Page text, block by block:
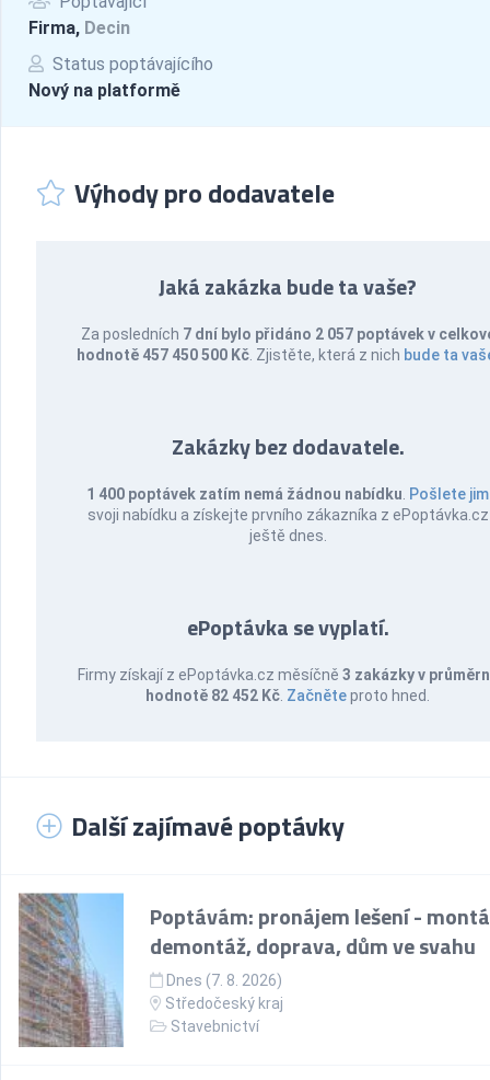
Firma, Decin
Status poptávajícího
Nový na platformě
Výhody pro dodavatele
Jaká zakázka bude ta vaše?
Za posledních 7 dní bylo přidáno 2 057 poptávek v
hodnotě 457 450 500 Kč . Zjistěte, která z nich bude ta
Zakázky bez dodavatele.
1 400 poptávek zatím nemá žádnou nabídku Pošlete jim
svoji nabídku a získejte prvního zákazníka z ePoptávka.cz
ještě dnes.
ePoptávka se vyplatí.
Firmy získají z ePoptávka.cz měsíčně 3 zakázky v
hodnotě 82 452 Kč Začněteproto hned.
Další zajímavé poptávky
Poptávám: pronájem lešení -
demontáž, doprava, dům ve svahu
Dnes (7. 8. 2026)
Středočeský kraj
Stavebnictví